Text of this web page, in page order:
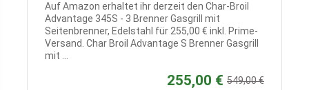
Auf Amazon erhaltet ihr derzeit den Char-Broil
Advantage 345S - 3 Brenner Gasgrill mit
Seitenbrenner, Edelstahl für 255,00 € inkl. Prime-
Versand. Char Broil Advantage S Brenner Gasgrill
mit ...
255,00 € 549,00 €